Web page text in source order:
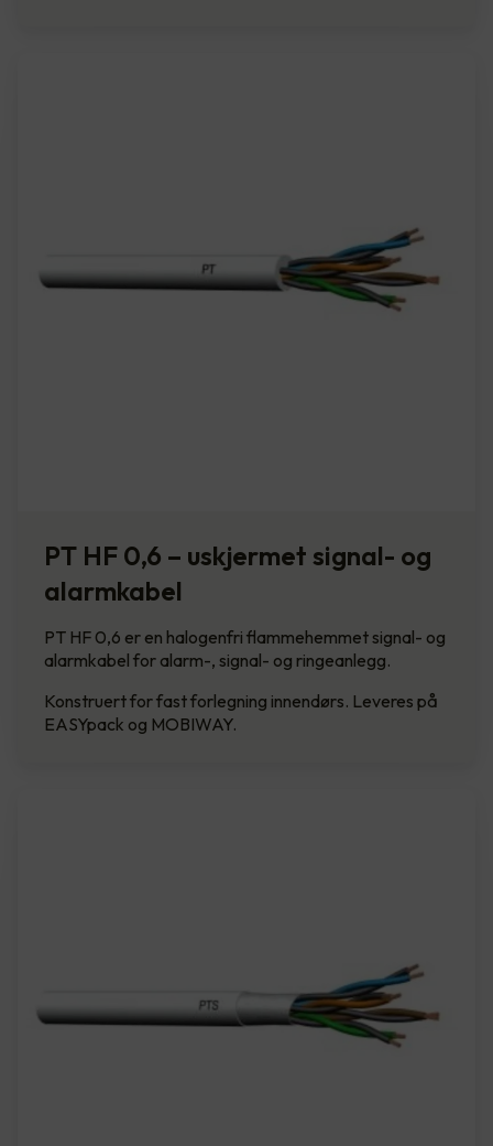
PT HF 0,6 – uskjermet signal- og
alarmkabel
PT HF 0,6 er en halogenfri flammehemmet signal- og
alarmkabel for alarm-, signal- og ringeanlegg.
Konstruert for fast forlegning innendørs. Leveres på
EASYpack og MOBIWAY.